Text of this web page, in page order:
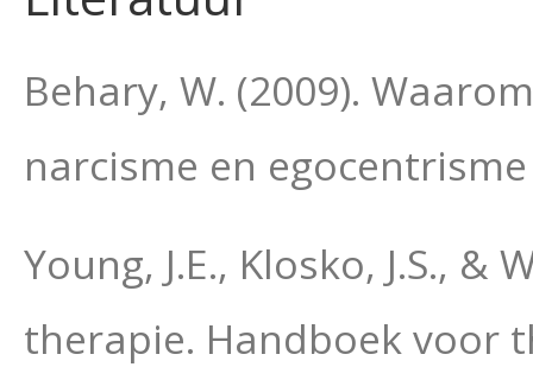
Behary, W. (2009).
narcisme en
Young, J.E., Klosko, J.S., &
therapie. Handboek voor